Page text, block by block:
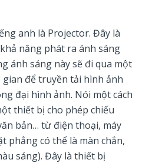
anh là Projector. Đây là
năng phát ra ánh sáng
ánh sáng này sẽ đi qua một
để truyền tải hình ảnh
đại hình ảnh. Nói một cách
thiết bị cho phép chiếu
bản… từ điện thoại, máy
phẳng có thể là màn chắn,
sáng). Đây là thiết bị